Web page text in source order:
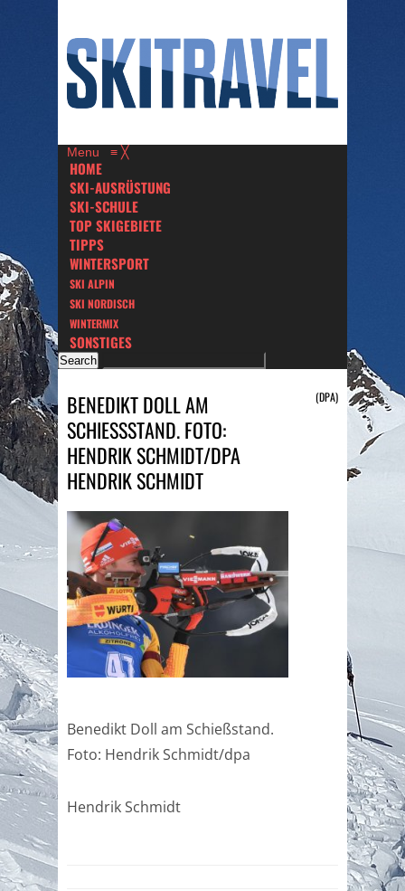
Menu ≡ ╳
HOME
SKI-AUSRÜSTUNG
SKI-SCHULE
TOP SKIGEBIETE
TIPPS
WINTERSPORT
SKI ALPIN
SKI NORDISCH
WINTERMIX
SONSTIGES
BENEDIKT DOLL AM
SCHIESSSTAND. FOTO: H
ENDRIK SCHMIDT/DPA
HENDRIK SCHMIDT
(DPA)
Benedikt Doll am Schießstand.
Foto: Hendrik Schmidt/dpa
Hendrik Schmidt